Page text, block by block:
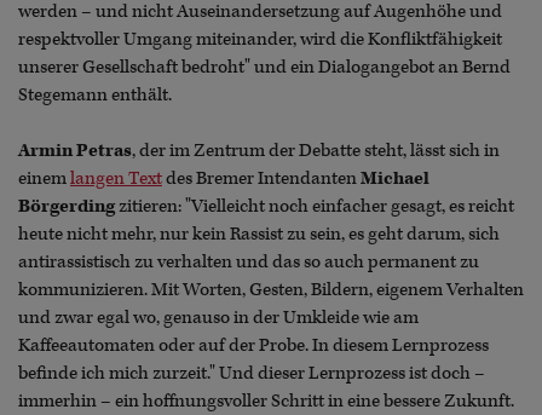
werden – und nicht Auseinandersetzung auf Augenhöhe und
respektvoller Umgang miteinander, wird die Konfliktfähigkeit
unserer Gesellschaft bedroht" und ein Dialogangebot an Bernd
Stegemann enthält.
Armin Petras, der im Zentrum der Debatte steht, lässt sich in
einemlangen Textdes Bremer IntendantenMichael
Börgerdingzitieren: "Vielleicht noch einfacher gesagt, es reicht
heute nicht mehr, nur kein Rassist zu sein, es geht darum, sich
antirassistisch zu verhalten und das so auch permanent zu
kommunizieren. Mit Worten, Gesten, Bildern, eigenem Verhalten
und zwar egal wo, genauso in der Umkleide wie am
Kaffeeautomaten oder auf der Probe. In diesem Lernprozess
befinde ich mich zurzeit." Und dieser Lernprozess ist doch –
immerhin – ein hoffnungsvoller Schritt in eine bessere Zukunft.